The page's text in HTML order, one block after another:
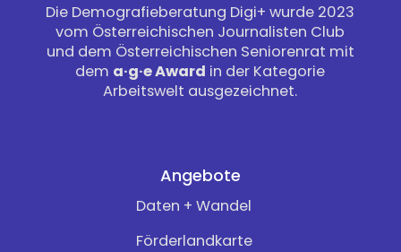
Die Demografieberatung Digi+ wurde 2023
vom Österreichischen Journalisten Club
und dem Österreichischen Seniorenrat mit
dem a·g·e Award in der Kategorie
Arbeitswelt ausgezeichnet.
Angebote
Daten + Wandel
Förderlandkarte